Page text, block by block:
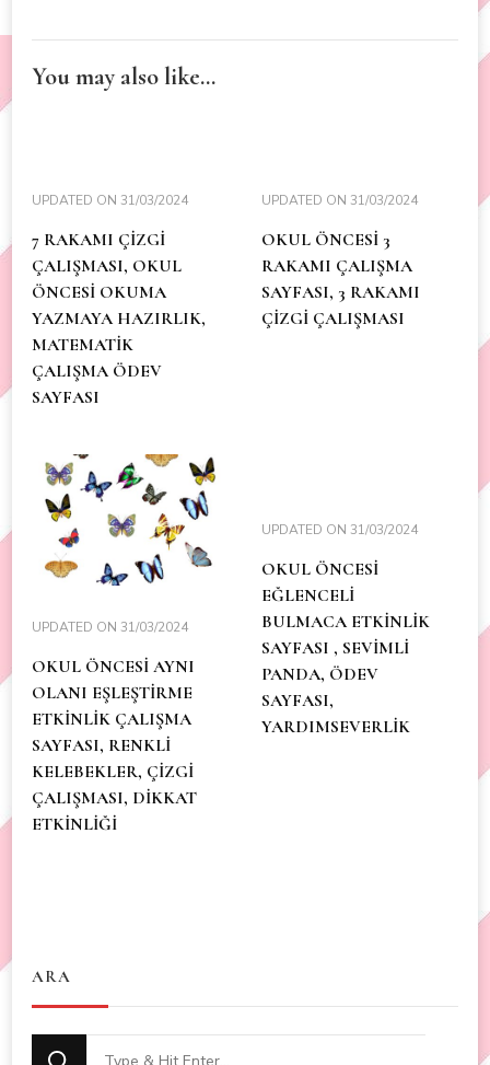
You may also like...
UPDATED ON 31/03/2024
7 RAKAMI ÇİZGİ
ÇALIŞMASI, OKUL
ÖNCESİ OKUMA
YAZMAYA HAZIRLIK,
MATEMATİK
ÇALIŞMA ÖDEV
SAYFASI
UPDATED ON 31/03/2024
OKUL ÖNCESİ 3
RAKAMI ÇALIŞMA
SAYFASI, 3 RAKAMI
ÇİZGİ ÇALIŞMASI
UPDATED ON 31/03/2024
OKUL ÖNCESİ AYNI
OLANI EŞLEŞTİRME
ETKİNLİK ÇALIŞMA
SAYFASI, RENKLİ
KELEBEKLER, ÇİZGİ
ÇALIŞMASI, DİKKAT
ETKİNLİĞİ
UPDATED ON 31/03/2024
OKUL ÖNCESİ
EĞLENCELİ
BULMACA ETKİNLİK
SAYFASI , SEVİMLİ
PANDA, ÖDEV
SAYFASI,
YARDIMSEVERLİK
ARA
Looking